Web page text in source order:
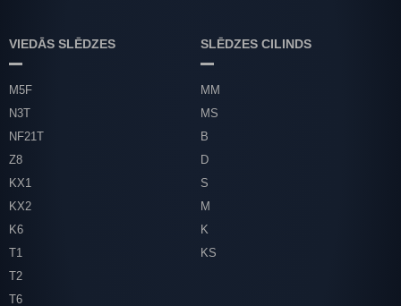
VIEDĀS SLĒDZES
M5F
N3T
NF21T
Z8
KX1
KX2
K6
T1
T2
T6
SLĒDZES CILINDS
MM
MS
B
D
S
M
K
KS